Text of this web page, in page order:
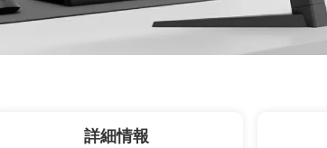
詳細情報